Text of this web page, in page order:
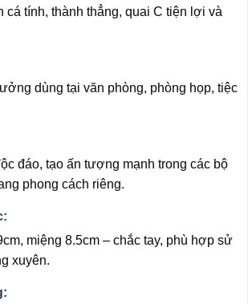
cá tính, thành thẳng, quai C tiện lợi và
dùng tại văn phòng, phòng họp, tiệc
đáo, tạo ấn tượng mạnh trong các bộ
phong cách riêng.
miệng 8.5cm – chắc tay, phù hợp sử
xuyên.